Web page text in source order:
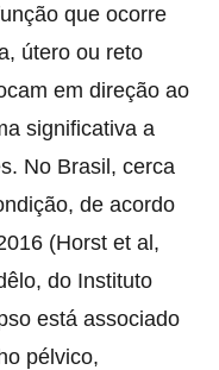
que ocorre
útero ou reto
em direção ao
significativa a
No Brasil, cerca
de acordo
(Horst et al,
do Instituto
está associado
pélvico,